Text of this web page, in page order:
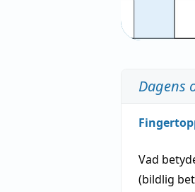
Dagens
Vad
(bildlig